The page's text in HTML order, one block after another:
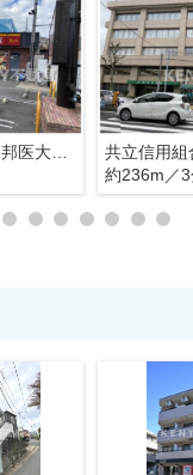
すき家 大田東邦医大通店
共立信用組
約236m／